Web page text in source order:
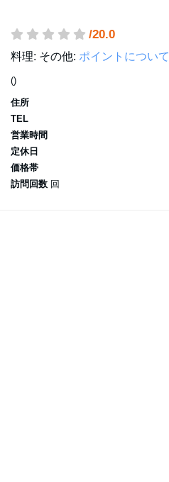
/20.0
料理: その他: ポイントについて
()
住所
TEL
営業時間
定休日
価格帯
訪問回数 回